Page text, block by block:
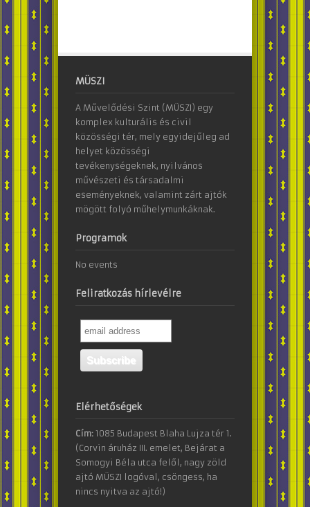
MÜSZI
A Művelődési Szint (MÜSZI) egy
komplex kulturális és civil
közösségi tér, mely egyidejűleg ad
helyet közösségi
tevékenységeknek, nyilvános
művészeti és társadalmi
eseményeknek, valamint zárt ajtók
mögött folyó műhelymunkáknak.
Programok
No events
Feliratkozás hírlevélre
Elérhetőségek
Cím: 1085 Budapest Blaha Lujza tér 1.
(Corvin áruház III. emelet, Bejárat a
Somogyi Béla utca felől, nagy zöld
ajtó MÜSZI logóval, csöngess, ha
nincs nyitva az ajtó!)